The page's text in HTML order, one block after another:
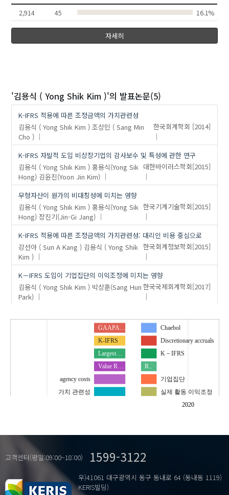
2,914
45 16.1%
자세히
'김용식 ( Yong Shik Kim )'의 발표논문(5)
K-IFRS 적용에 따른 조정금액의 가치관련성
김용식 ( Yong Shik Kim ) 조상민 ( Sang Min
Cho )
한국회계학회 [2014]
K-IFRS 자발적 도입 비상장기업의 감사보수 및 특성에 관한 연구
김용식 ( Yong Shik Kim ) 홍용식(Yong Sik
Hong) 김윤진(Yoon Jin Kim)
대한바이러스학회[2015]
무형자산이 원가의 비대칭성에 미치는 영향
김용식 ( Yong Shik Kim ) 홍용식(Yong Sik
Hong) 장진기(Jin-Gi Jang)
한국기계기술학회[2015]
K-IFRS 적용에 따른 조정금액의 가치관련성: 대리인 비용 중심으로
강선아 ( Sun A Kang ) 김용식 ( Yong Shik
Kim )
한국회계정보학회[2015]
K－IFRS 도입이 기업집단의 이익조정에 미치는 영향
김용식 ( Yong Shik Kim ) 박상훈(Sang Hun
Park)
한국국제회계학회[2017]
2020
Asymmetric Cost Behavior
Chaebol
Discretionary accruals
GAAPA…
Goodwill
K-IFRS
K－IFRS
Largest…
R..
Value R…
agency costs
가치 관련성
기업집단
실제 활동 이익조정
재량적 발생액
고객센터(평일:09:00~18:00) 1599-3122
우)41061 대구광역시 동구 동내로 64 (동내동 1119)
KERIS빌딩)